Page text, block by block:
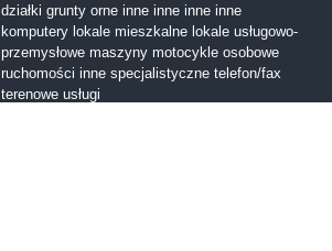
działki grunty orne inne inne inne inne
komputery lokale mieszkalne lokale usługowo-
przemysłowe maszyny motocykle osobowe
ruchomości inne specjalistyczne telefon/fax
terenowe usługi